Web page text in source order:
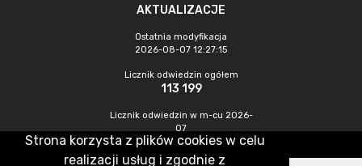
AKTUALIZACJE
Ostatnia modyfikacja
2026-08-07 12:27:15
Licznik odwiedzin ogółem
113 199
Licznik odwiedzin w m-cu 2026-
07
529
Strona korzysta z plików cookies w celu
realizacji usług i zgodnie z